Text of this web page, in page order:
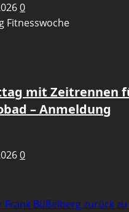
0
mit Zeitrennen
– Anmeldung
0
Büßelberg zurück